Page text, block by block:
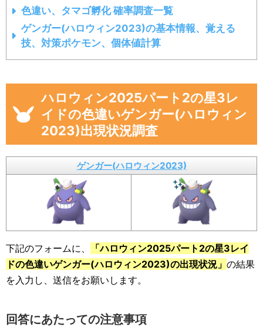
色違い、タマゴ孵化 確率調査一覧
ゲンガー(ハロウィン2023)の基本情報、覚える
技、対策ポケモン、個体値計算
ハロウィン2025パート2の星3レ
イドの色違いゲンガー(ハロウィン
2023)出現状況調査
ゲンガー(ハロウィン2023)
下記のフォームに、
「ハロウィン2025パート2の星3レイ
ドの色違いゲンガー(ハロウィン2023)の出現状況」 の結果
を入力し、送信をお願いします。
回答にあたっての注意事項